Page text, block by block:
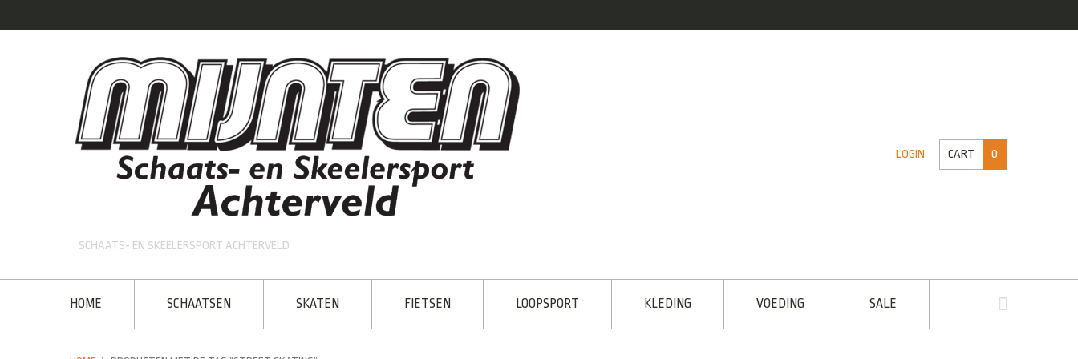
SCHAATS- EN SKEELERSPORT ACHTERVELD
LOGIN CART 0
HOME SCHAATSEN SKATEN FIETSEN LOOPSPORT KLEDING VOEDING SALE